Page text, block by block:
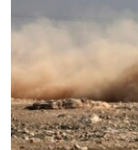
Learning English
СОЦИАЛЬНЫЕ СЕТИ